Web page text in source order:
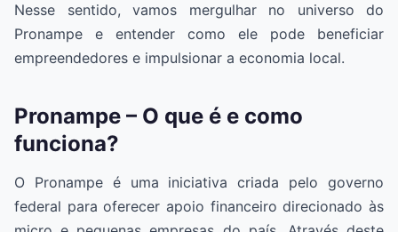
Nesse sentido, vamos mergulhar no universo do
Pronampe e entender como ele pode beneficiar
empreendedores e impulsionar a economia local.
Pronampe – O que é e como
funciona?
O Pronampe é uma iniciativa criada pelo governo
federal para oferecer apoio financeiro direcionado às